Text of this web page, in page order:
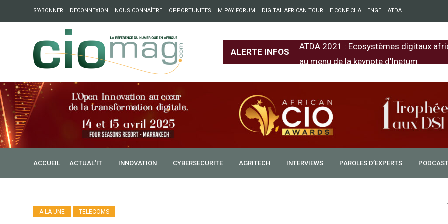
S’ABONNER DECONNEXION NOUS CONNAÎTRE OPPORTUNITES M PAY FORUM DIGITAL AFRICAN TOUR E.CONF CHALLENGE ATDA
ALERTE INFOS
: Partech Shaker lance Chapter54 pour créer des ponts entre l’Europe et
ATDA 2021 : Ecosystèmes digitaux
au menu de la keynote d’Inetum
ACCUEIL ACTUAL’IT INNOVATION CYBERSECURITE AGRITECH INTERVIEWS PAROLES D’EXPERTS
A LA UNE TELECOMS